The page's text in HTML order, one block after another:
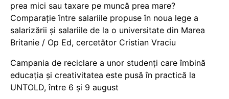
prea mici sau taxare pe muncă prea mare?
Comparație între salariile propuse în noua lege a
salarizării și salariile de la o universitate din Marea
Britanie / Op Ed, cercetător Cristian Vraciu
Campania de reciclare a unor studenți care îmbină
educația și creativitatea este pusă în practică la
UNTOLD, între 6 și 9 august